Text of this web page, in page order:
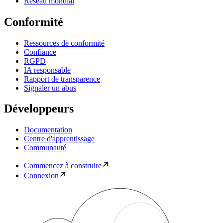
Conformité
Ressources de conformité
Confiance
RGPD
IA responsable
Rapport de transparence
Signaler un abus
Développeurs
Documentation
Centre d'apprentissage
Communauté
Commencez à construire
Connexion